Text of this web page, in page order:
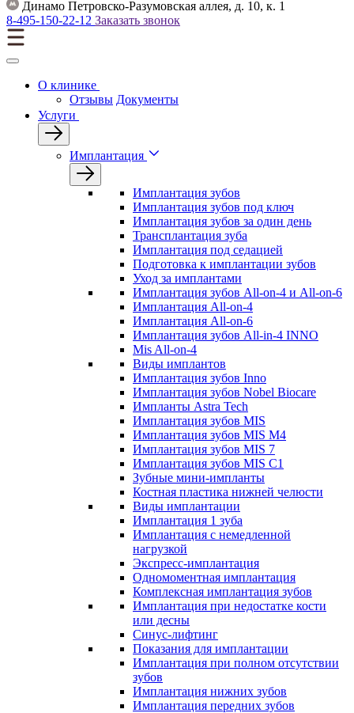
Динамо Петровско-Разумовская аллея, д. 10, к. 1
8-495-150-22-12 Заказать звонок
О клинике
Отзывы Документы
Услуги
Имплантация
Имплантация зубов
Имплантация зубов под ключ
Имплантация зубов за один день
Трансплантация зуба
Имплантация под седацией
Подготовка к имплантации зубов
Уход за имплантами
Имплантация зубов All-on-4 и All-on-6
Имплантация All-on-4
Имплантация All-on-6
Имплантация зубов All-in-4 INNO
Mis All-on-4
Виды имплантов
Имплантация зубов Inno
Имплантация зубов Nobel Biocare
Импланты Astra Tech
Имплантация зубов MIS
Имплантация зубов MIS M4
Имплантация зубов MIS 7
Имплантация зубов MIS C1
Зубные мини-импланты
Костная пластика нижней челюсти
Виды имплантации
Имплантация 1 зуба
Имплантация с немедленной
нагрузкой
Экспресс-имплантация
Одномоментная имплантация
Комплексная имплантация зубов
Имплантация при недостатке кости
или десны
Синус-лифтинг
Показания для имплантации
Имплантация при полном отсутствии
зубов
Имплантация нижних зубов
Имплантация передних зубов